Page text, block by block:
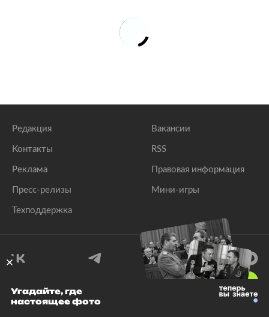
Редакция
Контакты
Реклама
Пресс-релизы
Техподдержка
Вакансии
RSS
Правовая информация
Мини-игры
© 1999–2026 Все права защищены.
Угадайте, где
настоящее фото